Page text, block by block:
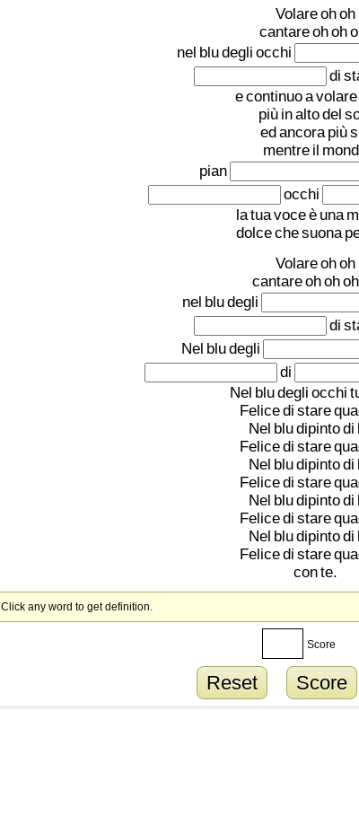
Volareohoh
cantareohoh
nel bludegli occhi
di
econtinuoavolare
più inaltodel
edancora più
mentre il
pian
occhi
latuavoceè una
dolcechesuona
Volareohoh
cantareohohoh
nel bludegli
di
Nel bludegli
di
Nel bludegli occhi
Felicedi stare
Nel bludipintodi
Felicedi stare
Nel bludipintodi
Felicedi stare
Nel bludipintodi
Felicedi stare
Nel bludipintodi
Felicedi stare
conte.
Click any word to get definition.
Score
Reset Score